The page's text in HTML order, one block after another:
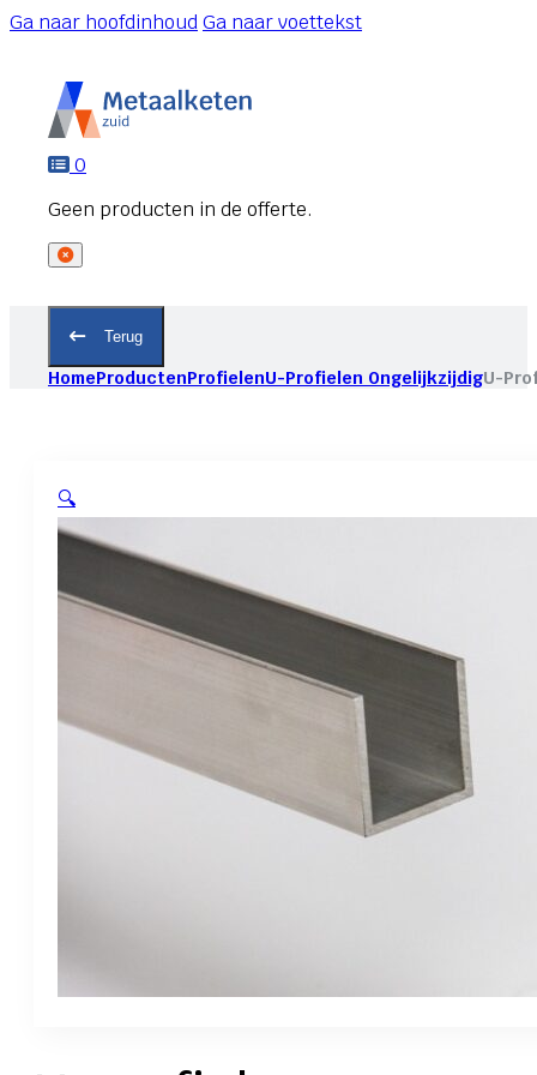
Ga naar hoofdinhoudGa naar voettekst
0
Terug
HomeProductenProfielenU-Profielen OngelijkzijdigU-
🔍